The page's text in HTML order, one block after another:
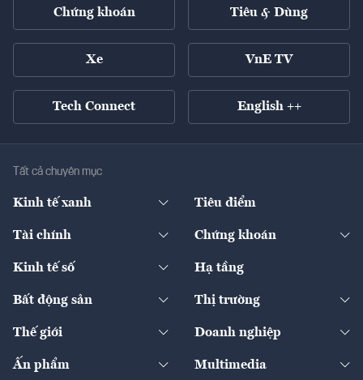
Chứng khoán Tiêu & Dùng
Xe VnE TV
Tech Connect English ++
Tất cả chuyên mục
Kinh tế xanh
Diễn đàn
Tiêu điểm
Tài chính
Ngân hàng
Bảo hiểm
Chứng khoán
Doanh nghiệp niêm yết
Khung pháp lý
Kinh tế số
Sản phẩm - Thị trường
Start-up
Hạ tầng
Bất động sản
Chính sách
Thị trường
Thế giới
Kinh tế
Doanh nghiệp
Ấn phẩm Multimedia